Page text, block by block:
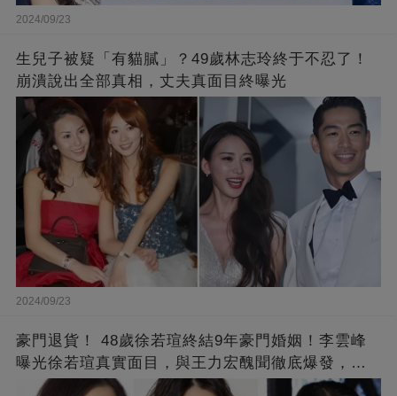
2024/09/23
生兒子被疑「有貓膩」？49歲林志玲終于不忍了！
崩潰說出全部真相，丈夫真面目終曝光
2024/09/23
豪門退貨！ 48歲徐若瑄終結9年豪門婚姻！李雲峰
曝光徐若瑄真實面目，與王力宏醜聞徹底爆發，原
來李靚蕾說的都是真的 ！